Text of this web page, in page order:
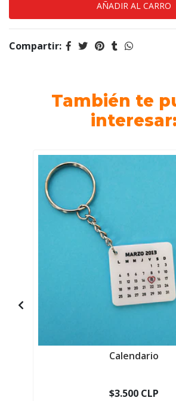
Compartir:
También te
interesar:
Calendario
$3.500 CLP